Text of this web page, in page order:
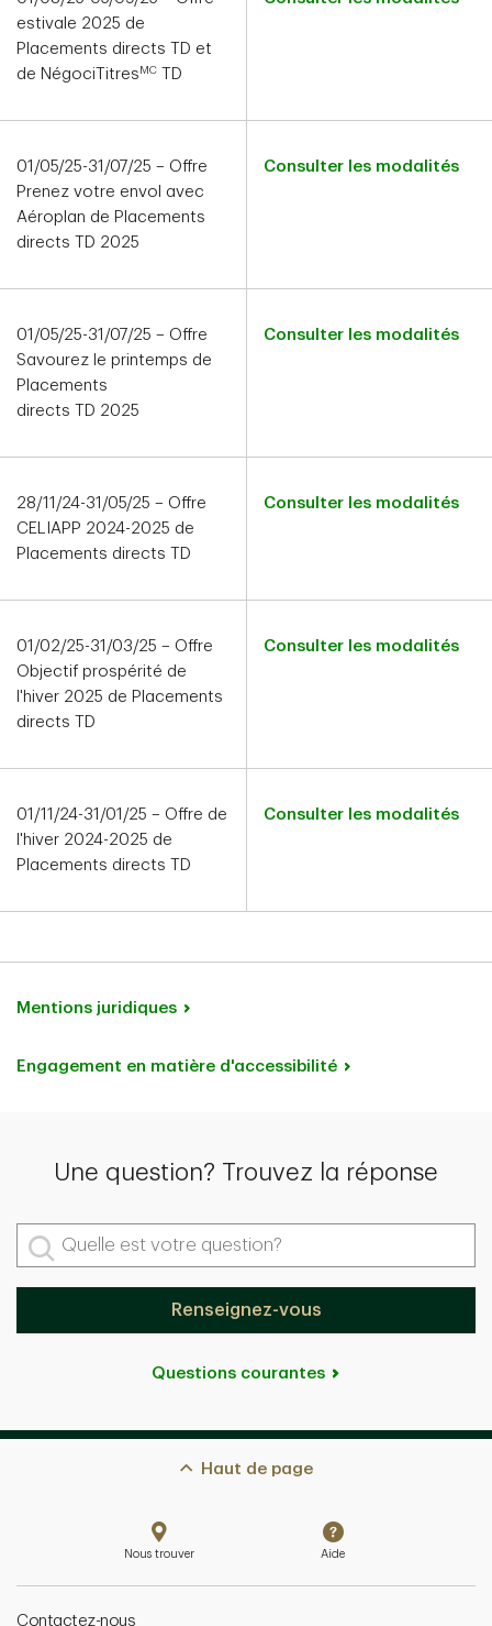
estivale 2025 de
Placements directs TD et
de NégociTitres MC TD
01/05/25-31/07/25 – Offre
Prenez votre envol avec
Aéroplan de Placements
directs TD 2025
Consulter les modalités
01/05/25-31/07/25 – Offre
Savourez le printemps de
Placements
directs TD 2025
Consulter les modalités
28/11/24-31/05/25 – Offre
CELIAPP 2024-2025 de
Placements directs TD
Consulter les modalités
01/02/25-31/03/25 – Offre
Objectif prospérité de
l'hiver 2025 de Placements
directs TD
Consulter les modalités
01/11/24-31/01/25 – Offre de
l'hiver 2024-2025 de
Placements directs TD
Consulter les modalités
Mentions juridiques
Engagement en matière d'accessibilité
Une question? Trouvez la réponse
Quelle est votre question?
Renseignez-vous
Questions courantes
Haut de page
Nous trouver Aide
Contactez-nous